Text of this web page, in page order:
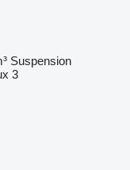
Suspension
3